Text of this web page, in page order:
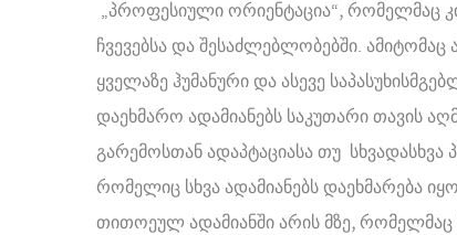
„პროფესიული ორიენტაცია“, რომელმაც
ჩვევებსა და შესაძლებლობებში.
ყველაზე ჰუმანური და ასევე
დაეხმარო ადამიანებს საკუთარი თავის
გარემოსთან ადაპტაციასა თუ სხვადასხვა
რომელიც სხვა ადამიანებს დაეხმარება
თითოეულ ადამიანში არის მზე,